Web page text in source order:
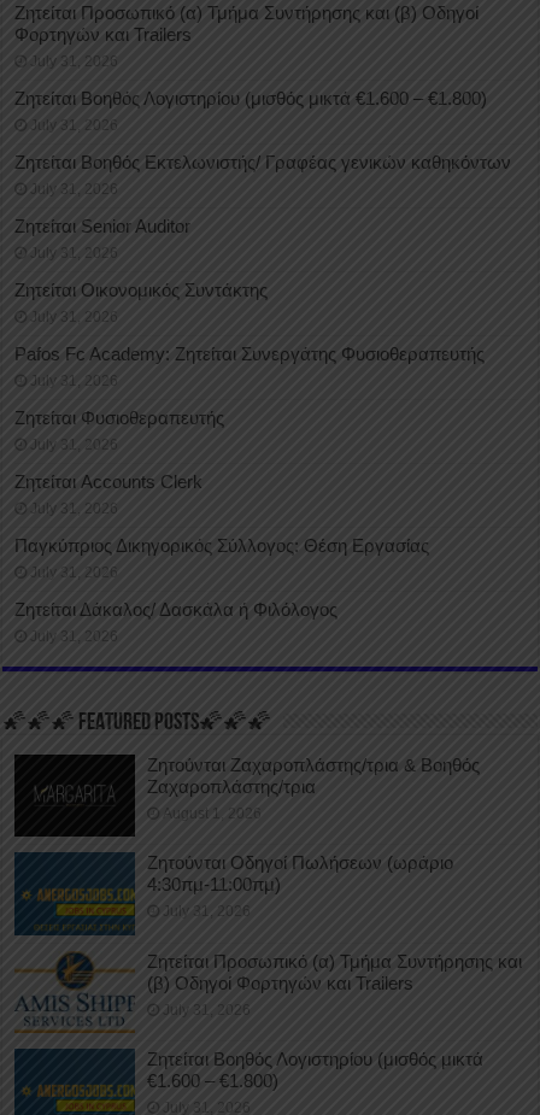
Ζητείται Προσωπικό (α) Τμήμα Συντήρησης και (β) Οδηγοί
Φορτηγών και Trailers
July 31, 2026
Ζητείται Βοηθός Λογιστηρίου (μισθός μικτά €1.600 – €1.800)
July 31, 2026
Ζητείται Βοηθός Εκτελωνιστής/ Γραφέας γενικών καθηκόντων
July 31, 2026
Ζητείται Senior Auditor
July 31, 2026
Ζητείται Οικονομικός Συντάκτης
July 31, 2026
Pafos Fc Academy: Ζητείται Συνεργάτης Φυσιοθεραπευτής
July 31, 2026
Ζητείται Φυσιοθεραπευτής
July 31, 2026
Ζητείται Accounts Clerk
July 31, 2026
Παγκύπριος Δικηγορικός Σύλλογος: Θέση Εργασίας
July 31, 2026
Ζητείται Δάκαλος/ Δασκάλα ή Φιλόλογος
July 31, 2026
🌠🌠🌠 FEATURED POSTS🌠🌠🌠
Ζητούνται Ζαχαροπλάστης/τρια & Βοηθός
Ζαχαροπλάστης/τρια
August 1, 2026
Ζητούνται Οδηγοί Πωλήσεων (ωράριο
4:30πμ-11:00πμ)
July 31, 2026
Ζητείται Προσωπικό (α) Τμήμα Συντήρησης και
(β) Οδηγοί Φορτηγών και Trailers
July 31, 2026
Ζητείται Βοηθός Λογιστηρίου (μισθός μικτά
€1.600 – €1.800)
July 31, 2026